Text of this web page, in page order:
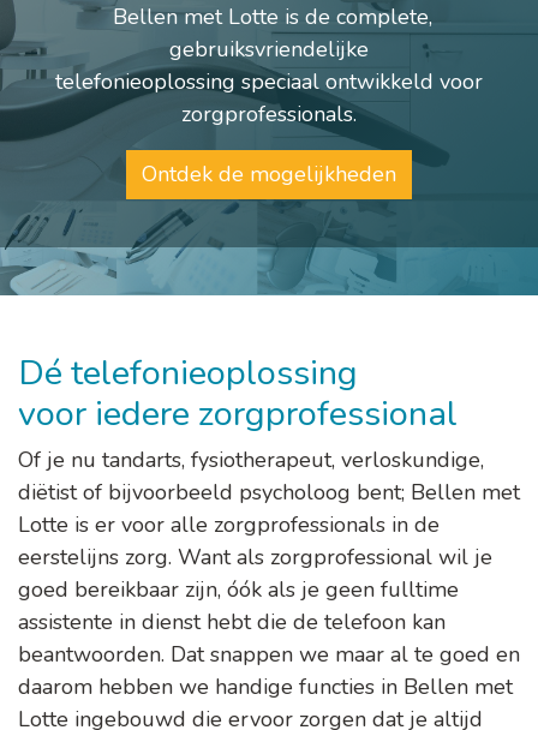
Bellen met Lotte is de complete,
gebruiksvriendelijke
telefonieoplossing speciaal ontwikkeld voor
zorgprofessionals.
Ontdek de mogelijkheden
Dé telefonieoplossing
voor iedere zorgprofessional
Of je nu tandarts, fysiotherapeut, verloskundige,
diëtist of bijvoorbeeld psycholoog bent; Bellen met
Lotte is er voor alle zorgprofessionals in de
eerstelijns zorg. Want als zorgprofessional wil je
goed bereikbaar zijn, óók als je geen fulltime
assistente in dienst hebt die de telefoon kan
beantwoorden. Dat snappen we maar al te goed en
daarom hebben we handige functies in Bellen met
Lotte ingebouwd die ervoor zorgen dat je altijd